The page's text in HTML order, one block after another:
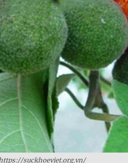
https://suckhoeviet.org.vn/